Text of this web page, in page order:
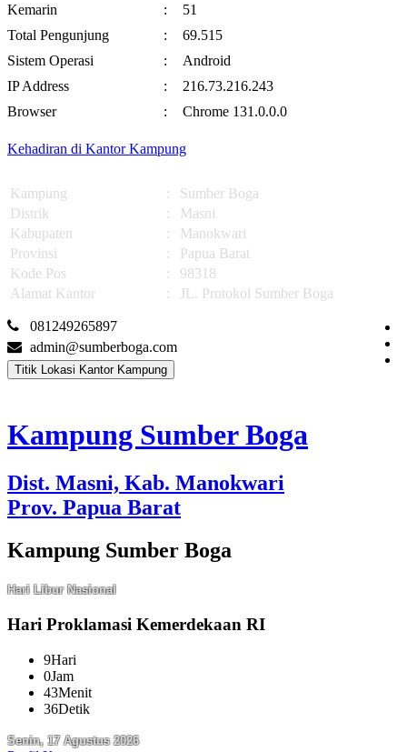
Kemarin
:
51
Total Pengunjung
:
69.515
Sistem Operasi
:
Android
IP Address
:
216.73.216.243
Browser
: Chrome 131.0.0.0
Kehadiran di Kantor Kampung
Kampung :
Sumber Boga
Distrik
:
Masni
Kabupaten
:
Manokwari
Provinsi
:
Papua Barat
Kode Pos
:
98318
Alamat Kantor
: JL. Protokol Sumber Boga
081249265897
admin@sumberboga.com
Titik Lokasi Kantor Kampung
Kampung Sumber Boga
Dist. Masni, Kab. Manokwari
Prov. Papua Barat
Kampung Sumber Boga
Hari Libur Nasional
Hari Proklamasi Kemerdekaan RI
9Hari
0Jam
43Menit
35Detik
Senin, 17 Agustus 2026